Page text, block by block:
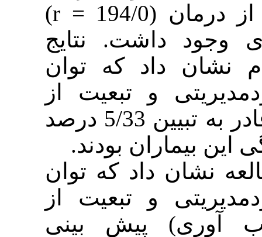
(471/0 = r) و تبعیت از درمان (194/0 = r)
داشت. نتایج
داد که توان
و تبعیت از
درمان روی هم رفته قادر به تبیین 5/33 درصد
بودند.
داد که توان
و تبعیت از
پیش بینی